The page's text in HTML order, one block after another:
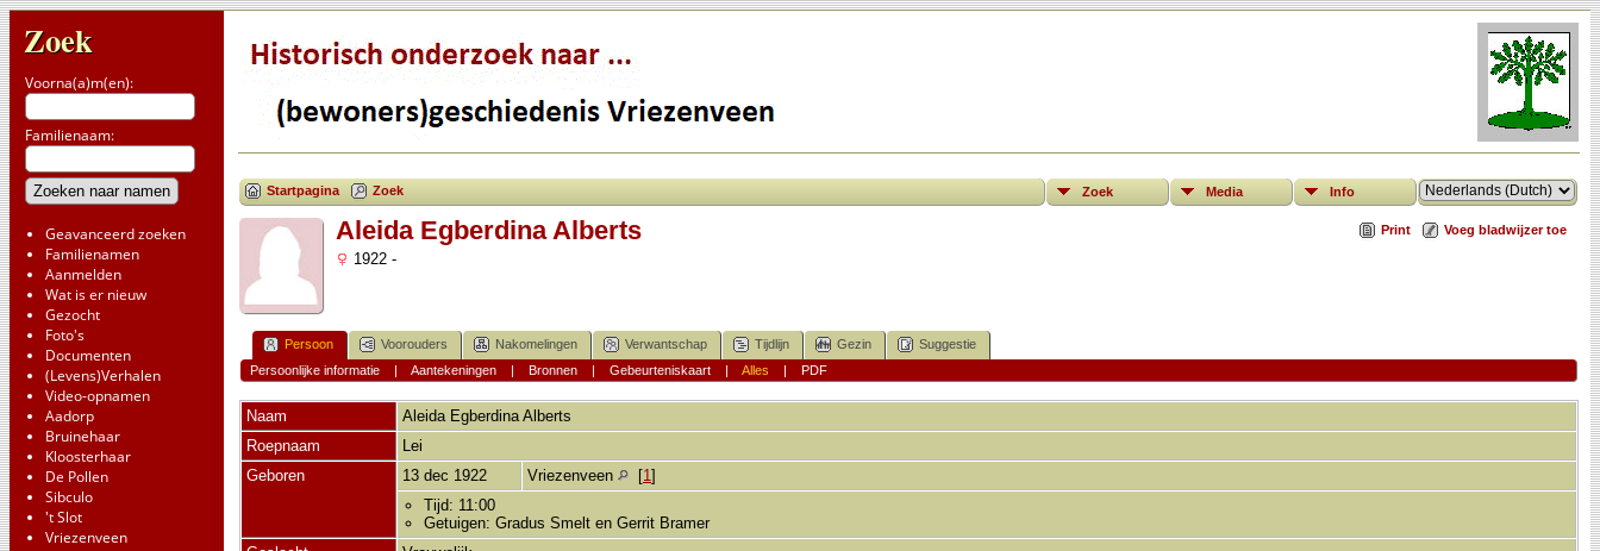
Zoek
Voorna(a)m(en):
Familienaam:
Geavanceerd zoeken
Familienamen
Aanmelden
Wat is er nieuw
Gezocht
Foto's
Documenten
(Levens)Verhalen
Video-opnamen
Aadorp
Bruinehaar
Kloosterhaar
De Pollen
Sibculo
't Slot
Vriezenveen
Startpagina Zoek Zoek Media Info
Print Voeg bladwijzer toe
Aleida Egberdina Alberts
1922 -
Persoon Voorouders Nakomelingen Verwantschap Tijdlijn Gezin
Suggestie
Persoonlijke informatie| Aantekeningen| Bronnen| Gebeurteniskaart| Alles | PDF
Naam Aleida Egberdina Alberts
Roepnaam
Lei
Geboren
13 dec 1922 Vriezenveen [1]
Tijd: 11:00
Getuigen: Gradus Smelt en Gerrit Bramer